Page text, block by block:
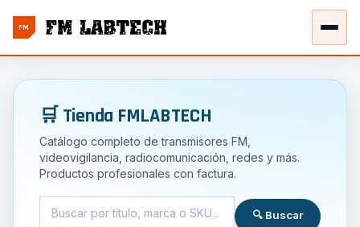
FM
🛒 Tienda FMLABTECH
Catálogo completo de transmisores FM,
videovigilancia, radiocomunicación, redes y más.
Productos profesionales con factura.
🔍 Buscar